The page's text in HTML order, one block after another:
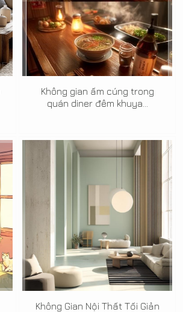
Không gian ấm cúng trong
quán diner đêm khuya...
Không Gian Nội Thất Tối Giản